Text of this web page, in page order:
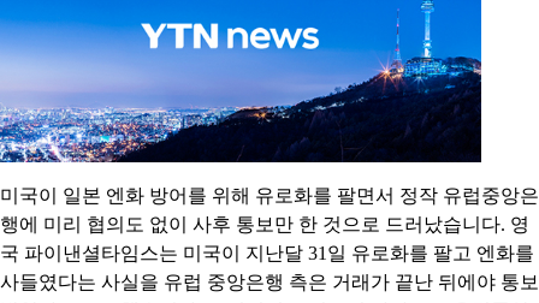
국채 금리가 19년 만의 최고 수준을 보이는 상황에서 일본이 미
국채를 매도하지 않도록 하려는 목적도 이번 개입 배경에 있었을
것으로 보고 있다.ECB 내부에서는 미국이 이번 거래에서 유로화
를 사
"미국, 유로화 팔고 유럽에 사후통보"...사전 협의 관
행 무시 논란
2026.08.07 16:29:00